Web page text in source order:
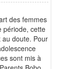
des femmes
période, cette
au doute. Pour
sont mis à